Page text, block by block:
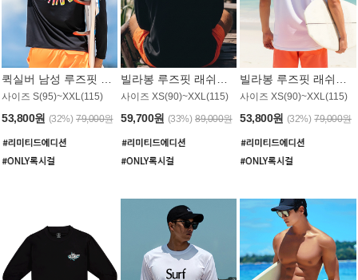
사이즈 S(95)~XXL(115)
53,800원 (32%) 79,000원
사이즈 XS(90)~XXL(115)
59,700원 (33%) 89,000원
사이즈 XS(90)~XXL(115)
53,800원 (32%) 79,000원